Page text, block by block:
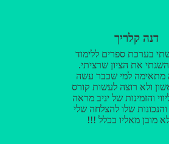
דנה קלריך
בערכת ספרים ללימוד
את הציון שרציתי.
מתאימה למי שכבר עשה
ולא רוצה לעשות קורס
והזמינות של יניב מראה
והנכונות שלו להצלחה שלי
מובן מאליו בכלל !!!